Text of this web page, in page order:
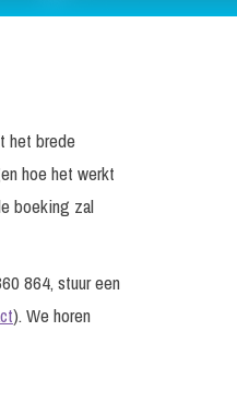
het brede
hoe het werkt
boeking zal
864, stuur een
). We horen